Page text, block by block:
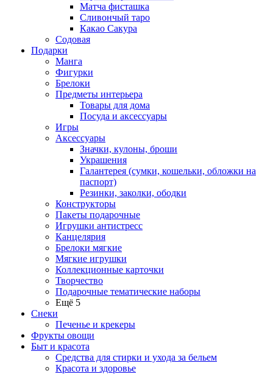
Матча фисташка
Сливончый таро
Какао Сакура
Содовая
Подарки
Манга
Фигурки
Брелоки
Предметы интерьера
Товары для дома
Посуда и аксессуары
Игры
Аксессуары
Значки, кулоны, броши
Украшения
Галантерея (сумки, кошельки, обложки на
паспорт)
Резинки, заколки, ободки
Конструкторы
Пакеты подарочные
Игрушки антистресс
Канцелярия
Брелоки мягкие
Мягкие игрушки
Коллекционные карточки
Творчество
Подарочные тематические наборы
Ещё 5
Снеки
Печенье и крекеры
Фрукты овощи
Быт и красота
Средства для стирки и ухода за бельем
Красота и здоровье